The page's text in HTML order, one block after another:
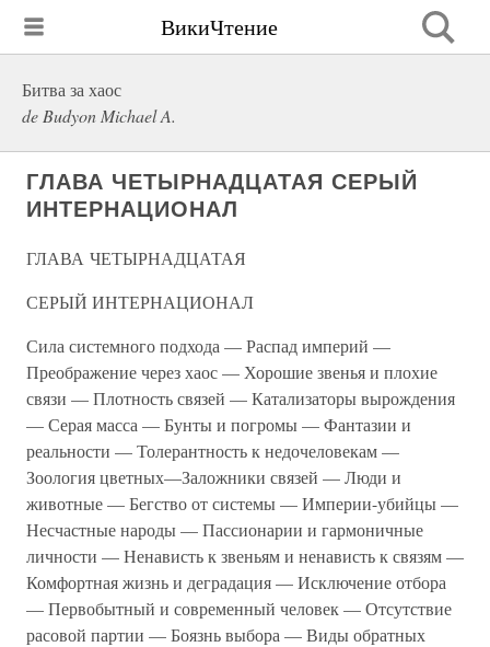
ВикиЧтение
Битва за хаос
de Budyon Michael A.
ГЛАВА ЧЕТЫРНАДЦАТАЯ СЕРЫЙ
ИНТЕРНАЦИОНАЛ
ГЛАВА ЧЕТЫРНАДЦАТАЯ
СЕРЫЙ ИНТЕРНАЦИОНАЛ
Сила системного подхода — Распад империй —
Преображение через хаос — Хорошие звенья и плохие
связи — Плотность связей — Катализаторы вырождения
— Серая масса — Бунты и погромы — Фантазии и
реальности — Толерантность к недочеловекам —
Зоология цветных—Заложники связей — Люди и
животные — Бегство от системы — Империи-убийцы —
Несчастные народы — Пассионарии и гармоничные
личности — Ненависть к звеньям и ненависть к связям —
Комфортная жизнь и деградация — Исключение отбора
— Первобытный и современный человек — Отсутствие
расовой партии — Боязнь выбора — Виды обратных